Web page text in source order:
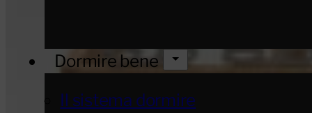
Dormire bene
Il sistema dormire